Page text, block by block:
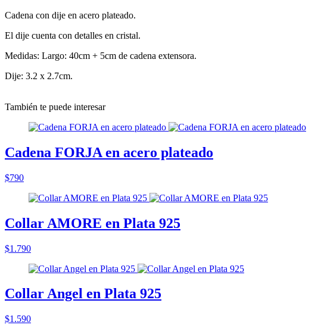
Cadena con dije en acero plateado.
El dije cuenta con detalles en cristal.
Medidas: Largo: 40cm + 5cm de cadena extensora.
Dije: 3.2 x 2.7cm.
También te puede interesar
Cadena FORJA en acero plateado
$790
Collar AMORE en Plata 925
$1.790
Collar Angel en Plata 925
$1.590